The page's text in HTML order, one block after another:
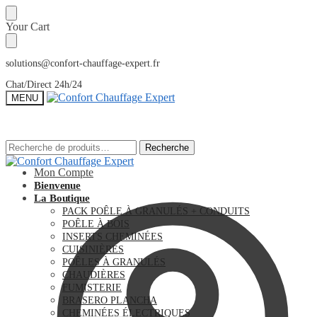
Sauter
à
la
navigation
Skip
to
content
Your Cart
solutions@confort-chauffage-expert.fr
Chat/Direct 24h/24
MENU
Recherche
pour :
Recherche
Mon Compte
Recherche
pour :
Recherche
Bienvenue
La Boutique
PACK POÊLE À GRANULÉS + CONDUITS
POÊLE À BOIS
INSERTS CHEMINÉES
CUISINIÈRES
POÊLES À GRANULÉS
CHAUDIÈRES
FUMISTERIE
BRASERO PLANCHA
CHEMINÉES ÉLECTRIQUES